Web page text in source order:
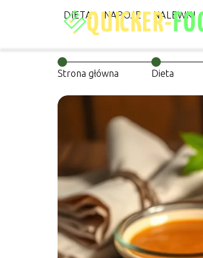
DIETA NAPOJE NALEWKI
Strona główna Dieta